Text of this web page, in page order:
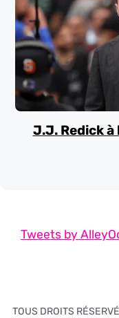
J.J. Redick à
Tweets by
TOUS DROITS